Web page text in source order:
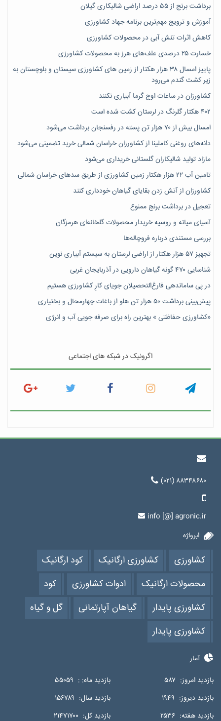
برداشت برنج از ۵۵ درصد اراضی شالیکاری گیلان
آموزش و ترویج مهم‌ترین برنامه جهاد کشاورزی
کاهش اثرات تنش آبی در محصولات کشاورزی
خسارت ۲۵ درصدی علف‌های هرز به محصولات کشاورزی
پاییز امسال ۳۸ هزار هکتار از زمین های کشاورزی سیستان و بلوچستان به
زیر کشت گندم می‌رود
کشاورزان در ساعات اوج گرما آبیاری نکنند
۴۰۲ هکتار گلرنگ در لرستان کشت شده است
امسال بیش از ۷۰ هزار تن پسته در رفسنجان برداشت می‌شود
دانه‌های روغنی کاملینا از کشاورزان خراسان شمالی خرید تضمینی می‌شود
مازاد تولید شالیکاران گلستانی خریداری می‌شود
تامین آب ۲۲ هزار هکتار زمین کشاورزی از طریق سدهای خراسان شمالی
کشاورزان از آتش زدن بقایای گیاهان خودداری کنند
تعجیل در برداشت برنج ممنوع
آسیای میانه و روسیه خریدار محصولات گلخانه‌ای هرمزگان
بررسی مستندی درباره فروچاله‌ها
تجهیز ۵۷ هزار هکتار از اراضی لرستان به سیستم آبیاری نوین
شناسایی ۴۷٠ گونه گیاهان دارویی در آذربایجان غربی
در پی ساماندهی فارغ‌التحصیلان جویای کارِ کشاورزی هستیم
پیش‎‌بینی برداشت ۵۰ هزار تن هلو از باغات چهارمحال و بختیاری
«کشاورزی حفاظتی » بهترین راه برای صرفه جویی آب و انرژی
اگرونیک در شبکه های اجتماعی
(۰۲۱) ۸۸۳۴۸۶۸۰
info [@] agronic.ir
ابرواژه
کشاورزی کشاورزی ارگانیک
کود ارگانیک
محصولات ارگانیک
ادوات کشاورزی
کود
کشاورزی پایدار
گیاهان آپارتمانی
گل و گیاه
کشاورزی پایدار
آمار
بازدید امروز: ۵۸۷ بازدید ماه: : ۵۵۰۵۹
بازدید دیروز: ۱۹۴۹ بازدید سال: ۱۵۶۷۸۹
بازدید هفته: ۲۵۳۶ بازدید کل: ۲۱۴۷۱۷۰۰